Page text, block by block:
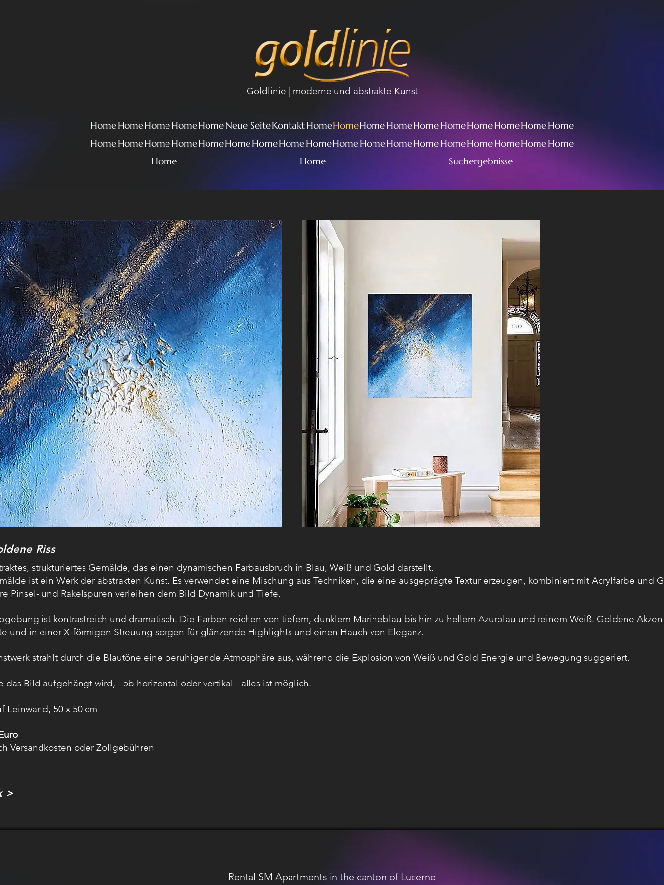
Goldlinie | moderne und abstrakte Kunst
HomeHomeHomeHomeHomeNeue SeiteKontaktHomeHomeHomeHomeHomeHomeHomeHomeHomeHome
HomeHomeHomeHomeHomeHomeHomeHomeHomeHomeHomeHomeHomeHomeHomeHomeHomeHome
Home
Home Suchergebnisse
Riss
strukturiertes Gemälde, das einen dynamischen Farbausbruch in Blau, Weiß und Gold darstellt.
ist ein Werk der abstrakten Kunst. Es verwendet eine Mischung aus Techniken, die eine ausgeprägte Textur erzeugen, kombiniert mit Acrylfarbe und
Pinsel- und Rakelspuren verleihen dem Bild Dynamik und Tiefe.
ist kontrastreich und dramatisch. Die Farben reichen von tiefem, dunklem Marineblau bis hin zu hellem Azurblau und reinem Weiß. Goldene
und in einer X-förmigen Streuung sorgen für glänzende Highlights und einen Hauch von Eleganz.
strahlt durch die Blautöne eine beruhigende Atmosphäre aus, während die Explosion von Weiß und Gold Energie und Bewegung suggeriert.
das Bild aufgehängt wird, - ob horizontal oder vertikal - alles ist möglich.
Leinwand, 50 x 50 cm
Versandkosten oder Zollgebühren
>
Rental SM Apartments in the canton of Lucerne